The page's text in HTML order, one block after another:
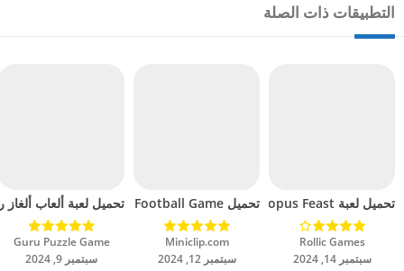
التطبيقات ذات الصلة
تحميل لعبة Octopus Feast مهكرة للاندرويد 2024
Rollic Games‏
سبتمبر 14, 2024
تحميل Soccer Hero PvP Football Game مهكرة للاندرويد 2024
Miniclip.com‏
سبتمبر 12, 2024
تحميل لعبة ألعاب ألغاز
Guru Puzzle Game‏
سبتمبر 9, 2024